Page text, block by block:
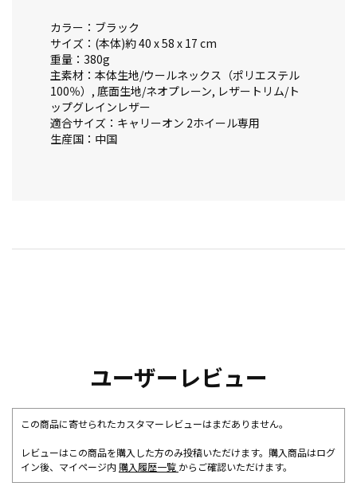
カラー：ブラック
サイズ：(本体)約 40 x 58 x 17 cm
重量：380g
主素材：本体生地/ウールネックス（ポリエステル
100％）, 底面生地/ネオプレーン, レザートリム/ト
ップグレインレザー
適合サイズ：キャリーオン 2ホイール専用
生産国：中国
ユーザーレビュー
この商品に寄せられたカスタマーレビューはまだありません。
レビューはこの商品を購入した方のみ投稿いただけます。購入商品はログ
イン後、マイページ内 購入履歴一覧 からご確認いただけます。